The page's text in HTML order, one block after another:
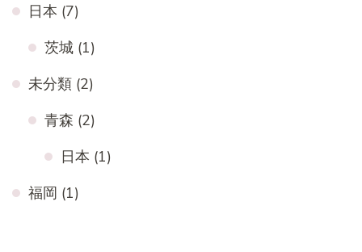
日本 (7)
茨城 (1)
未分類 (2)
青森 (2)
日本 (1)
福岡 (1)